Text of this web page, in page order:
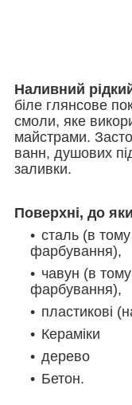
Наливний
біле глянсове
смоли, яке
майстрами.
ванн, душових
заливки.
Поверхні, до
сталь (в тому
фарбування),
чавун (в
фарбування),
пластикові
Кераміки
дерево
Бетон.